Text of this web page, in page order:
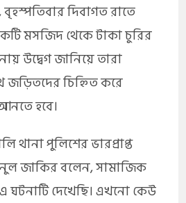
দিবাগত রাতে
মসজিদ থেকে টাকা চুরির
উদ্বেগ জানিয়ে তারা
জড়িতদের চিহ্নিত করে
হবে।
থানা পুলিশের ভারপ্রাপ্ত
জাকির বলেন, সামাজিক
ঘটনাটি দেখেছি। এখনো কেউ